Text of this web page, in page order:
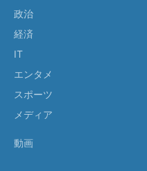
政治
経済
IT
エンタメ
スポーツ
メディア
動画